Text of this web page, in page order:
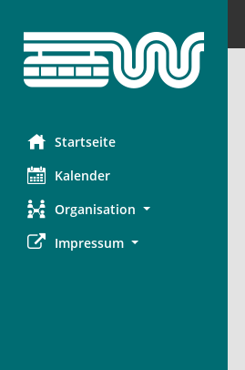
Startseite
Kalender
Organisation
Impressum